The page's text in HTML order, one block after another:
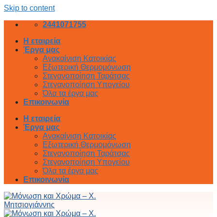
Skip to content
2441071755
Η εταιρεία
Έργα μας
Ανακαίνιση Κατοικίας
Εξωτερική Θερμομόνωση
Στεγανοποίηση Ταράτσας
Στεγανοποίηση Υπογείου
Όλα τα έργα μας
Επικοινωνία
Η εταιρεία
Έργα μας
Ανακαίνιση Κατοικίας
Εξωτερική Θερμομόνωση
Στεγανοποίηση Ταράτσας
Στεγανοποίηση Υπογείου
Όλα τα έργα μας
Επικοινωνία